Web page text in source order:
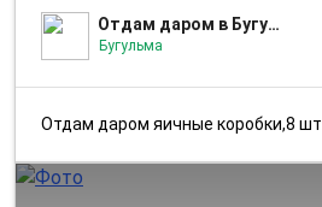
Отдам даром в Бугульме
Бугульма
Отдам даром яичные коробки,8 шт.